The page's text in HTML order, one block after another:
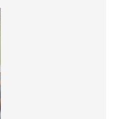
】
す猫。洗濯し
が集まる